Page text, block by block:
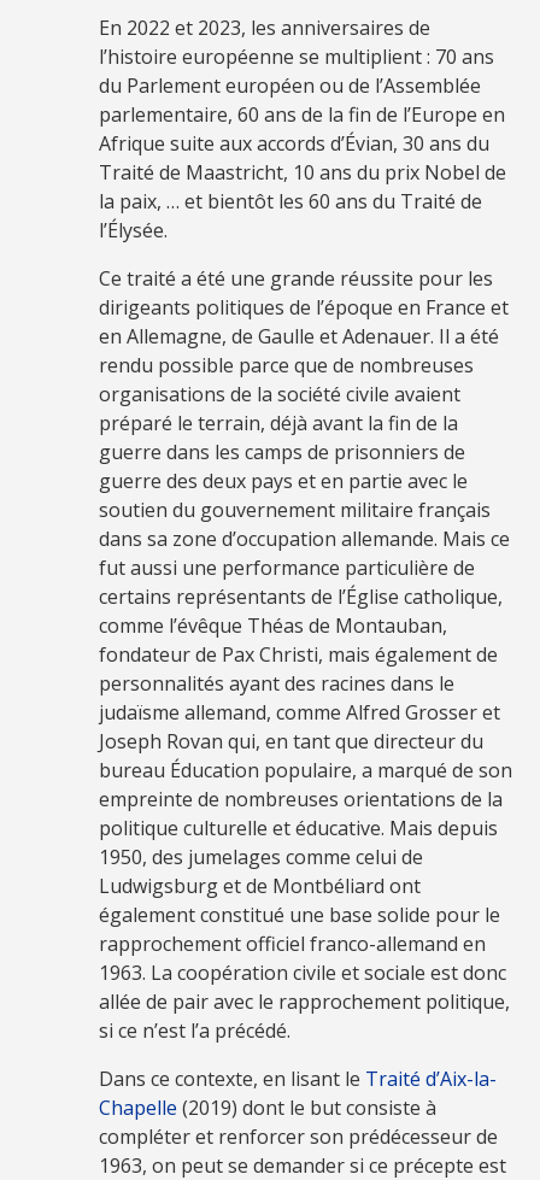
En 2022 et 2023, les anniversaires de
l’histoire européenne se multiplient : 70 ans
du Parlement européen ou de l’Assemblée
parlementaire, 60 ans de la fin de l’Europe en
Afrique suite aux accords d’Évian, 30 ans du
Traité de Maastricht, 10 ans du prix Nobel de
la paix, … et bientôt les 60 ans du Traité de
l’Élysée.
Ce traité a été une grande réussite pour les
dirigeants politiques de l’époque en France et
en Allemagne, de Gaulle et Adenauer. Il a été
rendu possible parce que de nombreuses
organisations de la société civile avaient
préparé le terrain, déjà avant la fin de la
guerre dans les camps de prisonniers de
guerre des deux pays et en partie avec le
soutien du gouvernement militaire français
dans sa zone d’occupation allemande. Mais ce
fut aussi une performance particulière de
certains représentants de l’Église catholique,
comme l’évêque Théas de Montauban,
fondateur de Pax Christi, mais également de
personnalités ayant des racines dans le
judaïsme allemand, comme Alfred Grosser et
Joseph Rovan qui, en tant que directeur du
bureau Éducation populaire, a marqué de son
empreinte de nombreuses orientations de la
politique culturelle et éducative. Mais depuis
1950, des jumelages comme celui de
Ludwigsburg et de Montbéliard ont
également constitué une base solide pour le
rapprochement officiel franco-allemand en
1963. La coopération civile et sociale est donc
allée de pair avec le rapprochement politique,
si ce n’est l’a précédé.
Dans ce contexte, en lisant le Traité d’Aix-la-
Chapelle (2019) dont le but consiste à
compléter et renforcer son prédécesseur de
1963, on peut se demander si ce précepte est